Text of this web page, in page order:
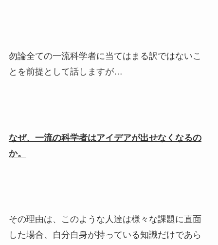
勿論全ての一流科学者に当てはまる訳ではないこ
とを前提として話しますが…
なぜ、一流の科学者はアイデアが出せなくなるの
か。
その理由は、このような人達は様々な課題に直面
した場合、自分自身が持っている知識だけであら